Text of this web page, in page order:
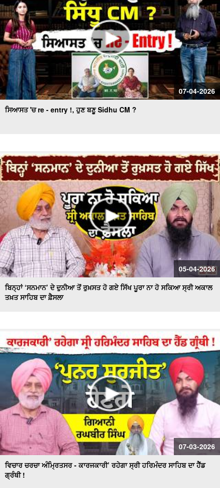
07-04-2026
ਸਿਆਸਤ 'ਚ re - entry !, ਹੁਣ ਬਣੂ Sidhu CM ?
05-04-2026
ਬਿਨ੍ਹਾਂ ‘ਸਨਮਾਨ’ ਦੇ ਦੁਨੀਆ ਤੋਂ ਰੁਖ਼ਸਤ ਹੋ ਗਏ ਸਿੱਖ ਪੂਰਾ ਨਾ ਹੋ ਸਕਿਆ ਸ੍ਰੀ ਅਕਾਲ
ਤਖ਼ਤ ਸਾਹਿਬ ਦਾ ਫ਼ੈਸਲਾ
07-03-2026
ਵਿਚਾਰ ਚਰਚਾ ਅੰਮ੍ਰਿਤਸਰ - ਕਾਰਜਕਾਰੀ’ ਰਹੇਗਾ ਸ੍ਰੀ ਹਰਿਮੰਦਰ ਸਾਹਿਬ ਦਾ ਹੈੱਡ
ਗ੍ਰੰਥੀ !